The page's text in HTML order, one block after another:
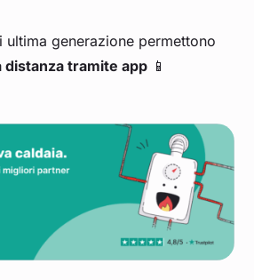
generazione permettono
distanza tramite app 📱